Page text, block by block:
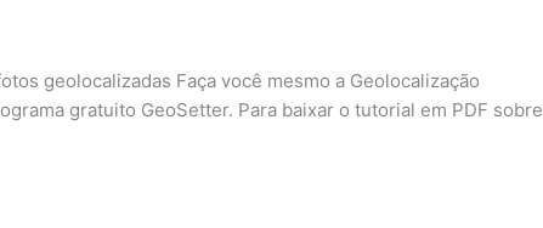
geolocalizadas Faça você mesmo a Geolocalização
gratuito GeoSetter. Para baixar o tutorial em PDF sobre